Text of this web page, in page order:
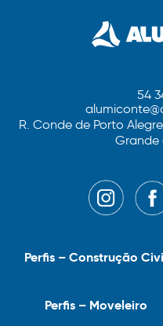
54
R. Conde de Porto
Grande
Perfis – Construção
Perfis – Moveleiro